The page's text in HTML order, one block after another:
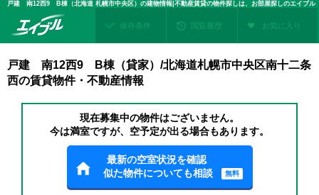
戸建 南12西9 B棟（北海道 札幌市中央区）の建物情報|不動産賃貸の物件探しは、お部屋探しのエイブル
保存条件 閲覧履歴 お気に入り
戸建 南12西9 B棟（貸家）/北海道札幌市中央区南十二条
西の賃貸物件・不動産情報
現在募集中の物件はございません。
今は満室ですが、空予定が出る場合もあります。
最新の空室状況を確認
似た物件についても相談
無料